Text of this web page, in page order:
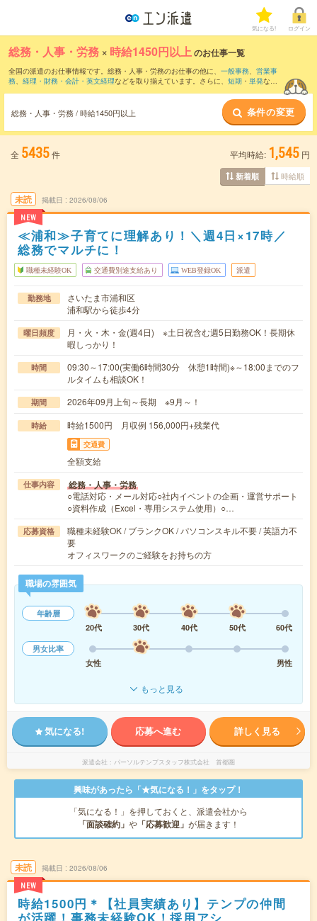
気になる! ログイン
総務・人事・労務 × 時給1450円以上のお仕事一覧
全国の派遣のお仕事情報です。総務・人事・労務のお仕事の他に、 一般事務、 営業事
務、 経理・財務・会計・英文経理などを取り揃えています。さらに、 短期 ・ 単発など
総務・人事・労務 / 時給1450円以上 条件の変更
全 5435件 平均時給: 1,545 円
新着順 時給順
未読
NEW
掲載日 2026/08/06
≪浦和≫子育てに理解あり！＼週4日×17時／
総務でマルチに！
職種未経験OK 交通費別途支給あり WEB登録OK 派遣
勤務地
さいたま市浦和区
浦和駅から徒歩4分
曜日頻度
月・火・木・金(週4日) ※土日祝含む週5日勤務OK！長期休
暇しっかり！
時間
09:30～17:00(実働6時間30分 休憩1時間)※～18:00までのフ
ルタイムも相談OK！
期間 2026年09月上旬～長期 ※9月～！
時給 時給1500円 月収例 156,000円+残業代
交通費
全額支給
仕事内容 総務・人事・労務
○電話対応・メール対応○社内イベントの企画・運営サポート
○資料作成（Excel・専用システム使用）○…
応募資格
職種未経験OK / ブランクOK / パソコンスキル不要 / 英語力不
要
オフィスワークのご経験をお持ちの方
職場の雰囲気
年齢層
20代
30代 40代 50代
60代
男女比率
女性
男性
もっと見る
気になる! 応募へ進む 詳しく見る
派遣会社 パーソルテンプスタッフ株式会社 首都圏
興味があったら「★気になる！」をタップ！
「気になる！」を押しておくと、派遣会社から
「面談確約」 や 「応募歓迎」 が届きます！
未読
NEW
掲載日 2026/08/06
時給1500円＊【社員実績あり】テンプの仲間